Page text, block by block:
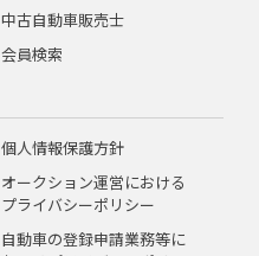
中古自動車販売士
会員検索
個人情報保護方針
オークション運営における
プライバシーポリシー
自動車の登録申請業務等に